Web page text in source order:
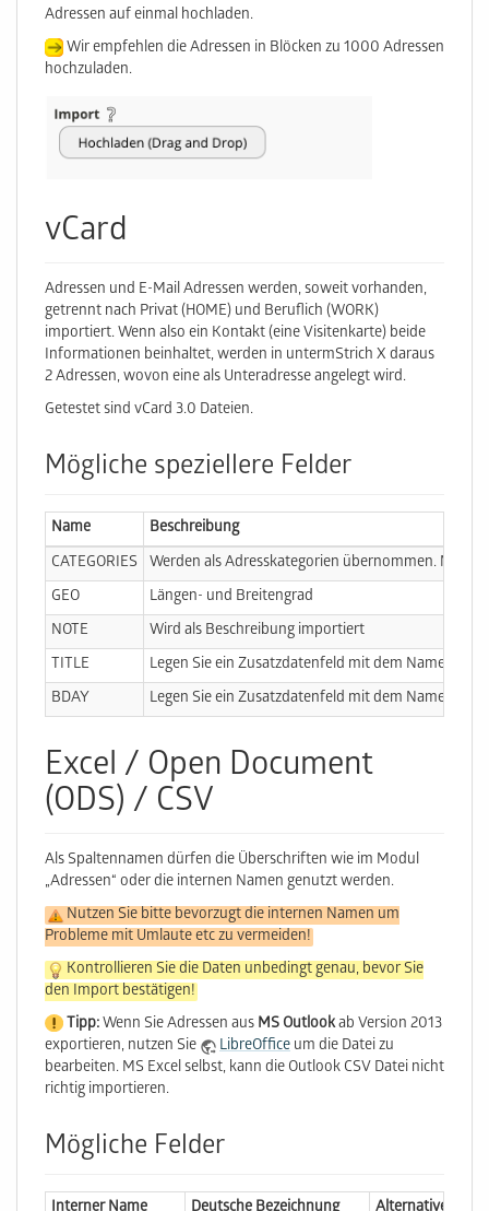
Adressen auf einmal hochladen.
Wir empfehlen die Adressen in Blöcken zu 1000 Adressen
hochzuladen.
vCard
Adressen und E-Mail Adressen werden, soweit vorhanden,
getrennt nach Privat (HOME) und Beruflich (WORK)
importiert. Wenn also ein Kontakt (eine Visitenkarte) beide
Informationen beinhaltet, werden in untermStrich X daraus
2 Adressen, wovon eine als Unteradresse angelegt wird.
Getestet sind vCard 3.0 Dateien.
Mögliche speziellere Felder
Name
Beschreibung
CATEGORIES
Werden als Adress­kategorien übernommen.
GEO
Längen- und Breitengrad
NOTE
Wird als Be­schrei­bung importiert
TITLE
Legen Sie ein Zusatzdatenfeld mit dem Namen „
BDAY
Legen Sie ein Zusatzdatenfeld mit dem Namen „
Excel / Open Document
(ODS) / CSV
Als Spaltennamen dürfen die Überschriften wie im Modul
„Adressen“ oder die internen Namen genutzt werden.
Nutzen Sie bitte bevorzugt die internen Namen um
Probleme mit Umlaute etc zu vermeiden!
Kontrollieren Sie die Daten unbedingt genau, bevor Sie
den Import bestätigen!
Tipp:Wenn Sie Adressen aus MS Outlookab Version 2013
exportieren, nutzen Sie
LibreOffice um die Datei zu
bearbeiten. MS Excel selbst, kann die Outlook CSV Datei nicht
richtig importieren.
Mögliche Felder